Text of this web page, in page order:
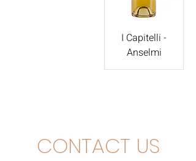
I Capitelli -
Anselmi
CONTACT US